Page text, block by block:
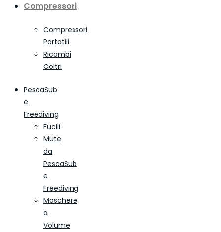
Compressori
Compressori
Portatili
Ricambi
Coltri
PescaSub
e
Freediving
Fucili
Mute
da
PescaSub
e
Freediving
Maschere
a
Volume